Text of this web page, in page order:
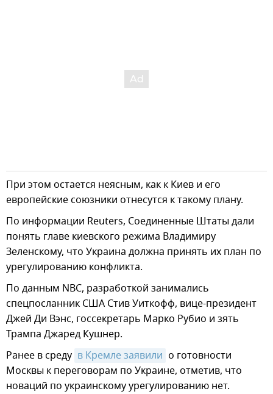
При этом остается неясным, как к Киев и его
европейские союзники отнесутся к такому плану.
По информации Reuters, Соединенные Штаты дали
понять главе киевского режима Владимиру
Зеленскому, что Украина должна принять их план по
урегулированию конфликта.
По данным NBC, разработкой занимались
спецпосланник США Стив Уиткофф, вице-президент
Джей Ди Вэнс, госсекретарь Марко Рубио и зять
Трампа Джаред Кушнер.
Ранее в среду в Кремле заявили о готовности
Москвы к переговорам по Украине, отметив, что
новаций по украинскому урегулированию нет.